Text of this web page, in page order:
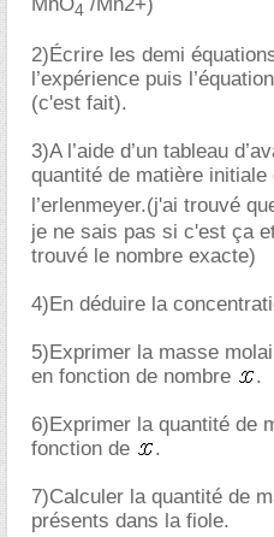
4
2)Écrire les demi
l’expérience puis
(c'est fait).
3)A l’aide d’un tableau
quantité de matière initiale
l’erlenmeyer.(j'ai trouvé
je ne sais pas si c'est ça
trouvé le nombre exacte)
4)En déduire la
5)Exprimer la masse
en fonction de nombre
.
6)Exprimer la quantité de
fonction de
.
7)Calculer la quantité de
présents dans la fiole.